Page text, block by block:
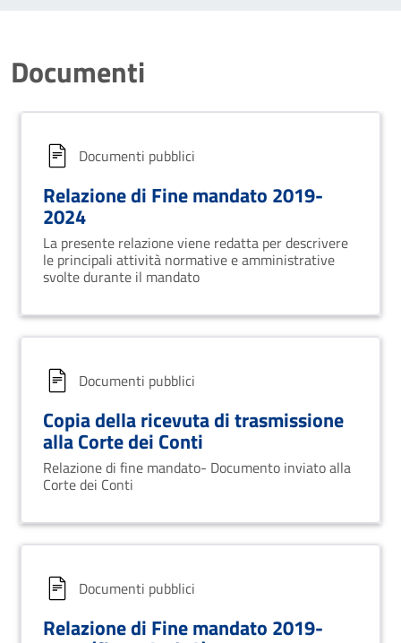
Documenti
Documenti pubblici
Relazione di Fine mandato 2019-
2024
La presente relazione viene redatta per descrivere
le principali attività normative e amministrative
svolte durante il mandato
Documenti pubblici
Copia della ricevuta di trasmissione
alla Corte dei Conti
Relazione di fine mandato- Documento inviato alla
Corte dei Conti
Documenti pubblici
Relazione di Fine mandato 2019-